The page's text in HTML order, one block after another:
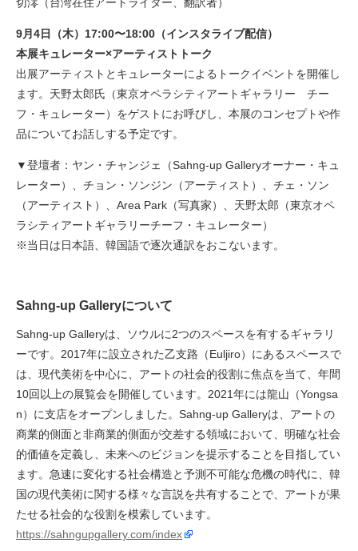
9月4日（木）17:00〜18:00（インスタライブ配信）
本展キュレーター×アーティストトーク
出展アーティストとキュレーターによるトークイベントを開催し
ます。天野太郎氏（東京オペラシティアートギャラリー チー
フ・キュレーター）をゲストにお呼びし、本展のコンセプトや作
品についてお話しする予定です。
▼登壇者：ヤン・チャンジェ（Sahng-up Galleryオーナー・キュ
レーター）、チョン・ソンジン（アーティスト）、チェ・ソン
（アーティスト）、Area Park（写真家）、天野太郎（東京オペ
ラシティアートギャラリーチーフ・キュレーター）
※当日は日本語、韓国語で逐次通訳をおこないます。
Sahng-up Galleryについて
Sahng-up Galleryは、ソウルに2つのスペースを有するギャラリ
ーです。2017年に設立された乙支路（Euljiro）にあるスペースで
は、現代美術を中心に、アートの社会的役割に焦点を当て、年間
10回以上の展覧会を開催しています。2021年には龍山（Yongsa
n）に支店をオープンしました。Sahng-up Galleryは、アートの
商業的側面と非商業的側面が交差する領域において、明確な社会
的価値を定義し、未来へのビジョンを提示することを目指してい
ます。急速に変化する社会構造と予測不可能な危機の時代に、韓
国の現代美術に関する様々な言説を共有することで、アートが果
たせる社会的な役割を模索しています。
https://sahngupgallery.com/index